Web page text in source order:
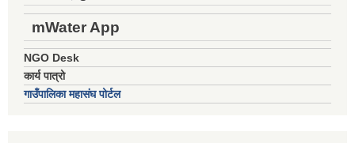
mWater App
NGO Desk
कार्य पात्रो
गाउँपालिका महासंघ पोर्टल